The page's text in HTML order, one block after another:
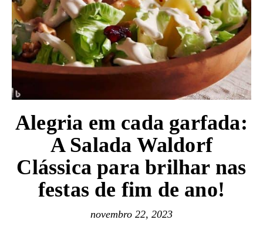
Alegria em cada garfada:
A Salada Waldorf
Clássica para brilhar nas
festas de fim de ano!
novembro 22, 2023